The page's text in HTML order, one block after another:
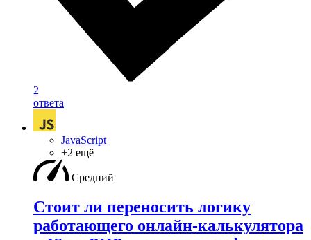
2
ответа
JavaScript
+2 ещё
Средний
Стоит ли переносить логику
работающего онлайн-калькулятора